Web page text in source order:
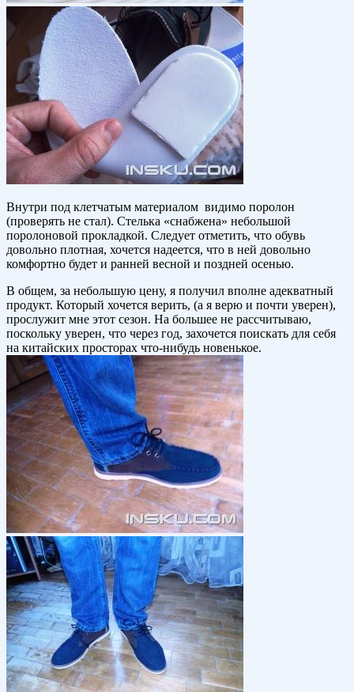
Внутри под клетчатым материалом видимо поролон
(проверять не стал). Стелька «снабжена» небольшой
поролоновой прокладкой. Следует отметить, что обувь
довольно плотная, хочется надеется, что в ней довольно
комфортно будет и ранней весной и поздней осенью.
В общем, за небольшую цену, я получил вполне адекватный
продукт. Который хочется верить, (а я верю и почти уверен),
прослужит мне этот сезон. На большее не рассчитываю,
поскольку уверен, что через год, захочется поискать для себя
на китайских просторах что-нибудь новенькое.